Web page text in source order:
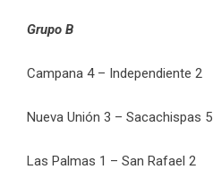
Grupo B
Campana 4 – Independiente 2
Nueva Unión 3 – Sacachispas 5
Las Palmas 1 – San Rafael 2